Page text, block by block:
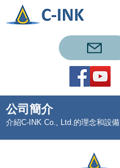
公司簡介
介紹C-INK Co., Ltd.的理念和設備